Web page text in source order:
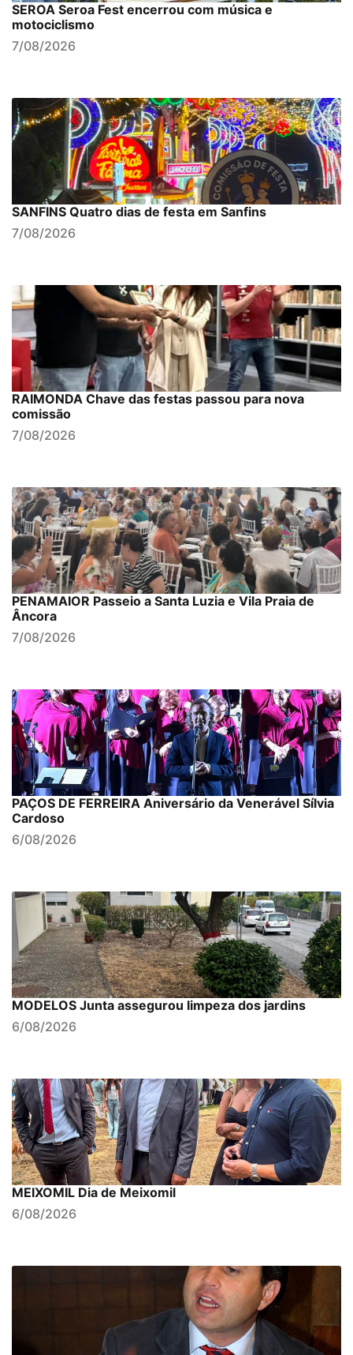
SEROA Seroa Fest encerrou com música e
motociclismo
7/08/2026
SANFINS Quatro dias de festa em Sanfins
7/08/2026
RAIMONDA Chave das festas passou para nova
comissão
7/08/2026
PENAMAIOR Passeio a Santa Luzia e Vila Praia de
Âncora
7/08/2026
PAÇOS DE FERREIRA Aniversário da Venerável Sílvia
Cardoso
6/08/2026
MODELOS Junta assegurou limpeza dos jardins
6/08/2026
MEIXOMIL Dia de Meixomil
6/08/2026